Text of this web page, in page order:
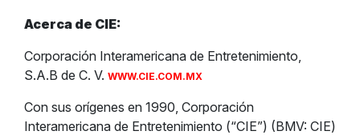
Acerca de CIE:
Corporación Interamericana de Entretenimiento,
S.A.B de C. V. WWW.CIE.COM.MX
Con sus orígenes en 1990, Corporación
Interamericana de Entretenimiento (“CIE”) (BMV: CIE)